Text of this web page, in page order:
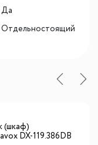
Да
Отдельностоящий
(шкаф)
DX-119.386DВ